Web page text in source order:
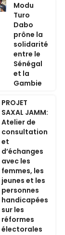
Modu
Turo
Dabo
prône la
solidarité
entre le
Sénégal
et la
Gambie
PROJET
SAXAL JAMM:
Atelier de
consultation
et
d’échanges
avec les
femmes, les
jeunes et les
personnes
handicapées
sur les
réformes
électorales